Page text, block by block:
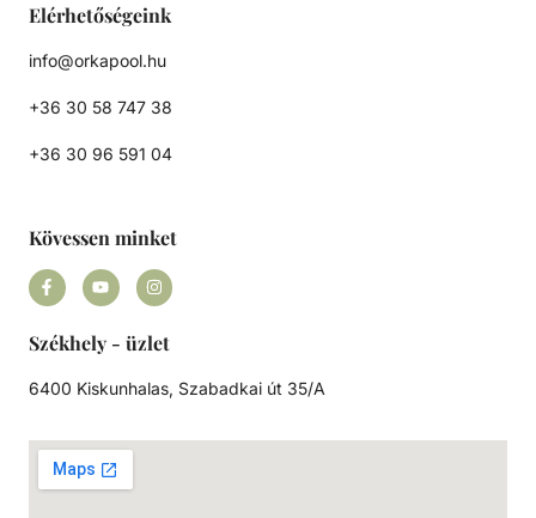
Elérhetőségeink
info@orkapool.hu
+36 30 58 747 38
+36 30 96 591 04
Kövessen minket
Székhely - üzlet
6400 Kiskunhalas, Szabadkai út 35/A